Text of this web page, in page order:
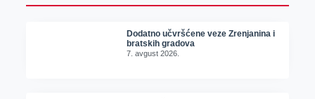
Dodatno učvršćene veze Zrenjanina i
bratskih gradova
7. avgust 2026.